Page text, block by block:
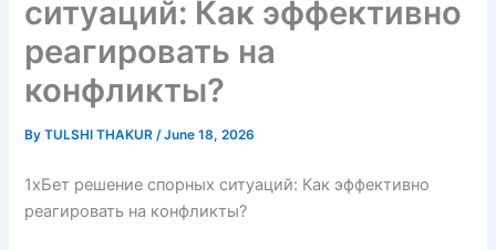
ситуаций: Как эффективно
реагировать на
конфликты?
ByTULSHI THAKUR/June 18, 2026
1хБет решение спорных ситуаций: Как эффективно
реагировать на конфликты?